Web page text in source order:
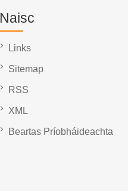
Naisc
Links
Sitemap
RSS
XML
Beartas Príobháideachta